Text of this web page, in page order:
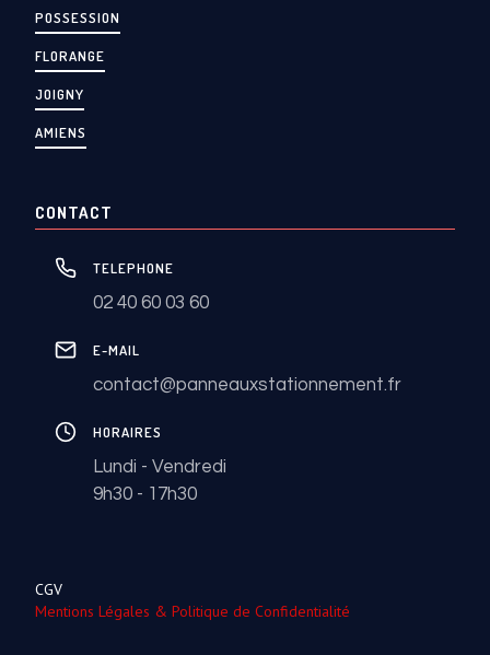
POSSESSION
FLORANGE
JOIGNY
AMIENS
CONTACT
TELEPHONE
02 40 60 03 60
E-MAIL
contact@panneauxstationnement.fr
HORAIRES
Lundi - Vendredi
9h30 - 17h30
CGV
Mentions Légales & Politique de Confidentialité